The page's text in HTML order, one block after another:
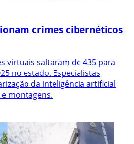
crimes cibernéticos
virtuais saltaram de 435 para
no estado. Especialistas
da inteligência artificial
montagens.